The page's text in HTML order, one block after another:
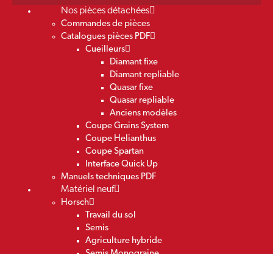
Nos pièces détachées
Commandes de pièces
Catalogues pièces PDF
Cueilleurs
Diamant fixe
Diamant repliable
Quasar fixe
Quasar repliable
Anciens modèles
Coupe Grains System
Coupe Helianthus
Coupe Spartan
Interface Quick Up
Manuels techniques PDF
Matériel neuf
Horsch
Travail du sol
Semis
Agriculture hybride